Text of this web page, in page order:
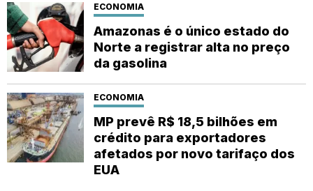
ECONOMIA
Amazonas é o único estado do
Norte a registrar alta no preço
da gasolina
ECONOMIA
MP prevê R$ 18,5 bilhões em
crédito para exportadores
afetados por novo tarifaço dos
EUA